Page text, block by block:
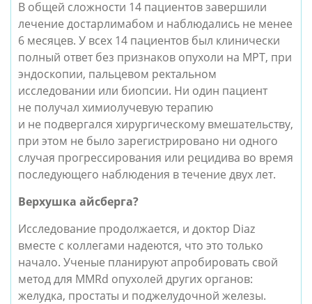
В общей сложности 14 пациентов завершили
лечение достарлимабом и наблюдались не менее
6 месяцев. У всех 14 пациентов был клинически
полный ответ без признаков опухоли на МРТ, при
эндоскопии, пальцевом ректальном
исследовании или биопсии. Ни один пациент
не получал химиолучевую терапию
и не подвергался хирургическому вмешательству,
при этом не было зарегистрировано ни одного
случая прогрессирования или рецидива во время
последующего наблюдения в течение двух лет.
Верхушка айсберга?
Исследование продолжается, и доктор Diaz
вместе с коллегами надеются, что это только
начало. Ученые планируют апробировать свой
метод для MMRd опухолей других органов:
желудка, простаты и поджелудочной железы.